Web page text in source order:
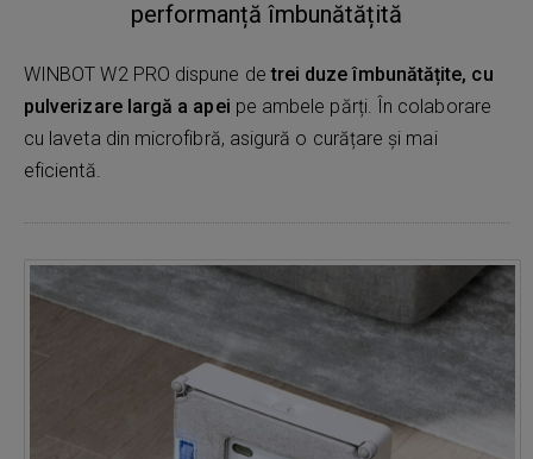
performanță îmbunătățită
WINBOT W2 PRO dispune de trei duze îmbunătățite, cu
pulverizare largă a apei pe ambele părți. În colaborare
cu laveta din microfibră, asigură o curățare și mai
eficientă.